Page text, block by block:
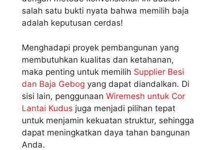
salah satu bukti nyata bahwa memilih baja
adalah keputusan cerdas!
Menghadapi proyek pembangunan yang
membutuhkan kualitas dan ketahanan,
maka penting untuk memilih Supplier Besi
dan Baja Gebog yang dapat diandalkan. Di
sisi lain, penggunaan Wiremesh untuk Cor
Lantai Kudus juga menjadi pilihan tepat
untuk menjamin kekuatan struktur, sehingga
dapat meningkatkan daya tahan bangunan
Anda.